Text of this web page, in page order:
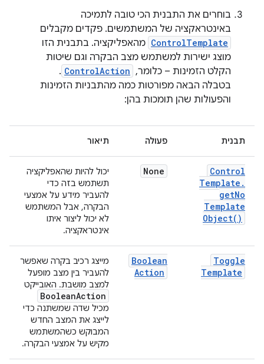
בוחרים את התבנית הכי טובה לתמיכה
באינטראקציה של המשתמשים. פקדים מקבלים
ControlTemplate מהאפליקציה. בתבנית הזו
מוצג ישירות למשתמש מצב הבקרה וגם שיטות
הקלט הזמינות – כלומר, ControlAction
.
בטבלה הבאה מפורטות כמה מהתבניות הזמינות
והפעולות שהן תומכות בהן:
תבנית פעולה תיאור
Control
Template .
getNo
Template
Object( )
None
יכול להיות שהאפליקציה
תשתמש בזה כדי
להעביר מידע על אמצעי
הבקרה, אבל המשתמש
לא יכול ליצור איתו
אינטראקציה.
Toggle
Template
Boolean
Action
מייצג רכיב בקרה שאפשר
להעביר בין מצב מופעל
למצב מושבת. האובייקט
BooleanAction
מכיל שדה שמשתנה כדי
לייצג את המצב החדש
המבוקש כשהמשתמש
מקיש על אמצעי הבקרה.